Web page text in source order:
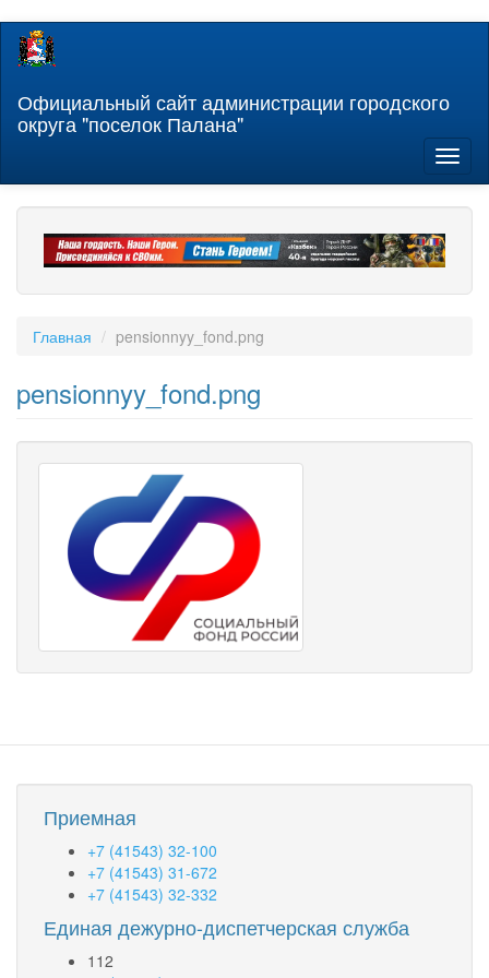
Перейти
содержанию
Официальный сайт администрации городского
округа "поселок Палана"
Главная pensionnyy_fond.png
pensionnyy_fond.png
Приемная
+7 (41543) 32-100
+7 (41543) 31-672
+7 (41543) 32-332
Единая дежурно-диспетчерская служба
112